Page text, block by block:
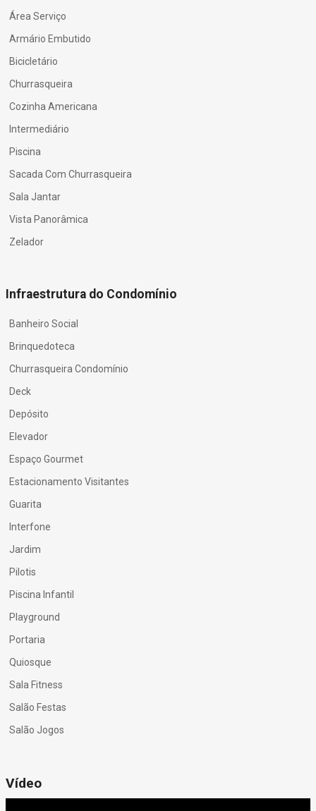
Área Serviço
Armário Embutido
Bicicletário
Churrasqueira
Cozinha Americana
Intermediário
Piscina
Sacada Com Churrasqueira
Sala Jantar
Vista Panorâmica
Zelador
Infraestrutura do Condomínio
Banheiro Social
Brinquedoteca
Churrasqueira Condomínio
Deck
Depósito
Elevador
Espaço Gourmet
Estacionamento Visitantes
Guarita
Interfone
Jardim
Pilotis
Piscina Infantil
Playground
Portaria
Quiosque
Sala Fitness
Salão Festas
Salão Jogos
Vídeo